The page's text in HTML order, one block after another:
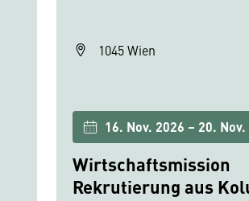
1045 Wien
16. Nov. 2026 – 20.
Wirtschaftsmission
Rekrutierung aus